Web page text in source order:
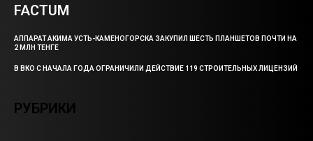
FACTUM
АППАРАТ АКИМА УСТЬ-КАМЕНОГОРСКА ЗАКУПИЛ ШЕСТЬ ПЛАНШЕТОВ ПОЧТИ НА
2 МЛН ТЕНГЕ
В ВКО С НАЧАЛА ГОДА ОГРАНИЧИЛИ ДЕЙСТВИЕ 119 СТРОИТЕЛЬНЫХ ЛИЦЕНЗИЙ
РУБРИКИ